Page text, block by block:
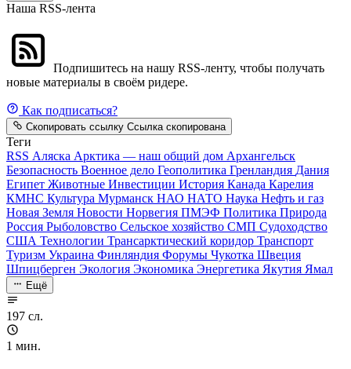
Наша RSS-лента
Подпишитесь на нашу RSS-ленту, чтобы получать
новые материалы в своём ридере.
Как подписаться?
Скопировать ссылку Ссылка скопирована
Теги
RSS Аляска Арктика — наш общий дом Архангельск
Безопасность Военное дело Геополитика Гренландия Дания
Египет Животные Инвестиции История Канада Карелия
КМНС Культура Мурманск НАО НАТО Наука Нефть и газ
Новая Земля Новости Норвегия ПМЭФ Политика Природа
Россия Рыболовство Сельское хозяйство СМП Судоходство
США Технологии Трансарктический коридор Транспорт
Туризм Украина Финляндия Форумы Чукотка Швеция
Шпицберген Экология Экономика Энергетика Якутия Ямал
Ещё
197 сл.
1 мин.